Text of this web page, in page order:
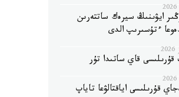
ايۋىنىڭ سيرەك ساتتەرىن
ءتۇسىرىپ الدى
قۇرىلىسى قاي ساتىدا تۇر
قۇرىلىسى اياقتالۋعا تاياپ